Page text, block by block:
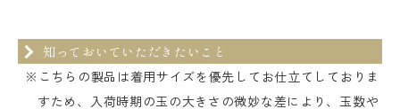
知っておいていただきたいこと
※こちらの製品は着用サイズを優先してお仕立てしておりま
すため、入荷時期の玉の大きさの微妙な差により、玉数や